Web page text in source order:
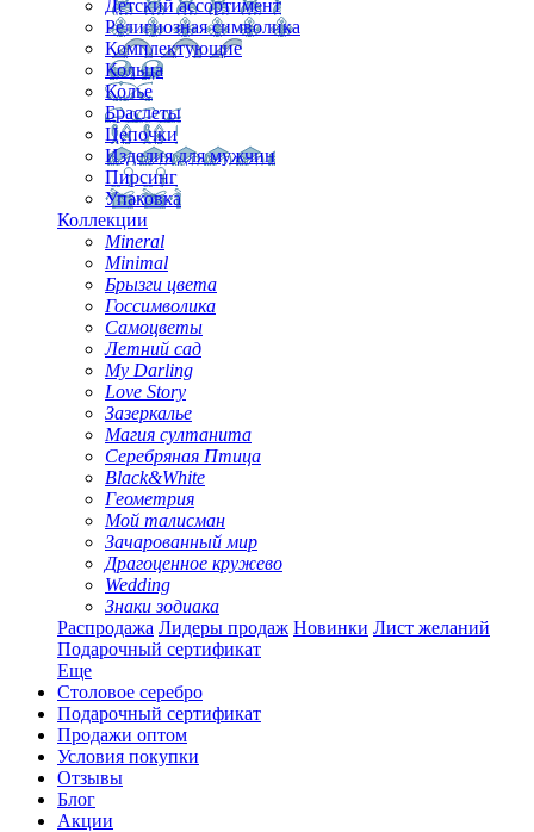
Детский ассортимент
Религиозная символика
Комплектующие
Кольца
Колье
Браслеты
Цепочки
Изделия для мужчин
Пирсинг
Упаковка
Коллекции
Mineral
Minimal
Брызги цвета
Госсимволика
Самоцветы
Летний сад
My Darling
Love Story
Зазеркалье
Магия султанита
Серебряная Птица
Black&White
Геометрия
Мой талисман
Зачарованный мир
Драгоценное кружево
Wedding
Знаки зодиака
Распродажа Лидеры продаж Новинки Лист желаний
Подарочный сертификат
Еще
Столовое серебро
Подарочный сертификат
Продажи оптом
Условия покупки
Отзывы
Блог
Акции